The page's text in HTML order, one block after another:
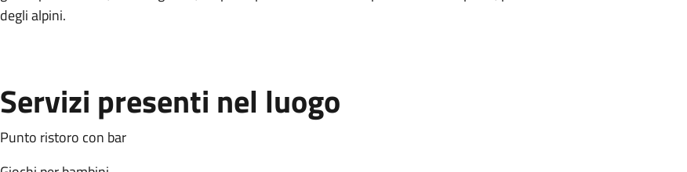
degli alpini.
Servizi presenti nel luogo
Punto ristoro con bar